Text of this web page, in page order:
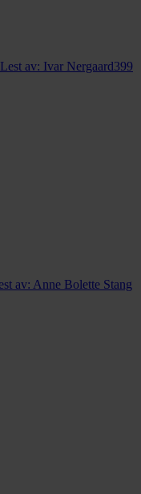
Lest av: Ivar Nergaard399
av: Anne Bolette Stang